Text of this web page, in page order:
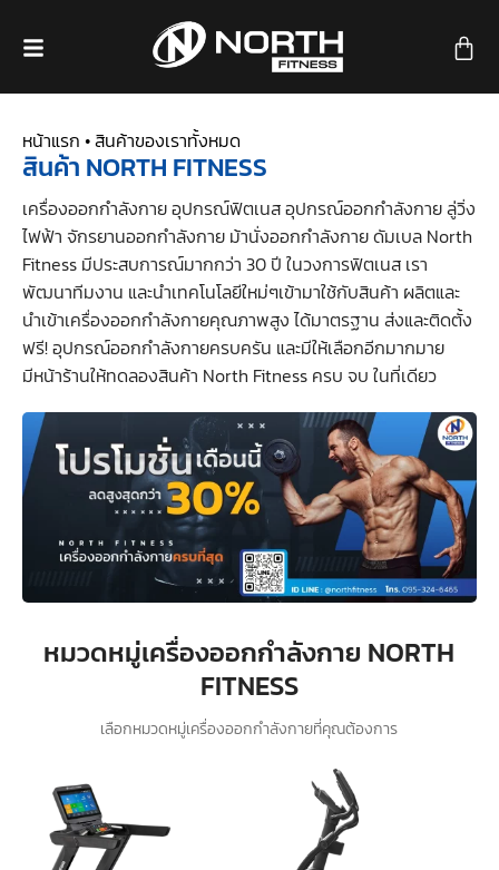
หน้าแรก •สินค้าของเราทั้งหมด
สินค้า NORTH FITNESS
เครื่องออกกำลังกาย อุปกรณ์ฟิตเนส อุปกรณ์ออกกำลังกาย ลู่วิ่ง
ไฟฟ้า จักรยานออกกำลังกาย ม้านั่งออกกำลังกาย ดัมเบล North
Fitness มีประสบการณ์มากกว่า 30 ปี ในวงการฟิตเนส เรา
พัฒนาทีมงาน และนำเทคโนโลยีใหม่ๆเข้ามาใช้กับสินค้า ผลิตและ
นำเข้าเครื่องออกกำลังกายคุณภาพสูง ได้มาตรฐาน ส่งและติดตั้ง
ฟรี! อุปกรณ์ออกกำลังกายครบครัน และมีให้เลือกอีกมากมาย
มีหน้าร้านให้ทดลองสินค้า North Fitness ครบ จบ ในที่เดียว
เลือกหมวดหมู่เครื่องออกกำลังกายที่คุณต้องการ
หมวดหมู่เครื่องออกกำลังกาย NORTH
FITNESS